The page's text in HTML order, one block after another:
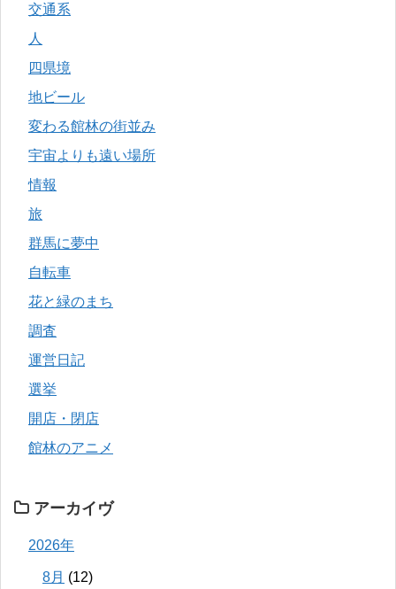
交通系
人
四県境
地ビール
変わる館林の街並み
宇宙よりも遠い場所
情報
旅
群馬に夢中
自転車
花と緑のまち
調査
運営日記
選挙
開店・閉店
館林のアニメ
アーカイヴ
2026年
8月 (12)